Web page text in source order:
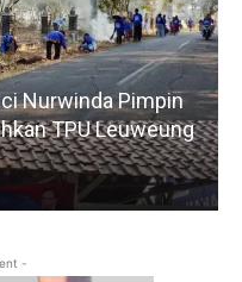
Nurwinda Pimpin
TPU Leuweung
-